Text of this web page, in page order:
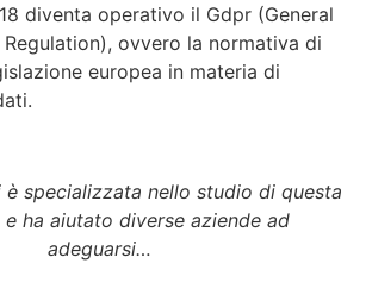
diventa operativo il Gdpr (General
ovvero la normativa di
europea in materia di
è specializzata nello studio di questa
ha aiutato diverse aziende ad
adeguarsi…